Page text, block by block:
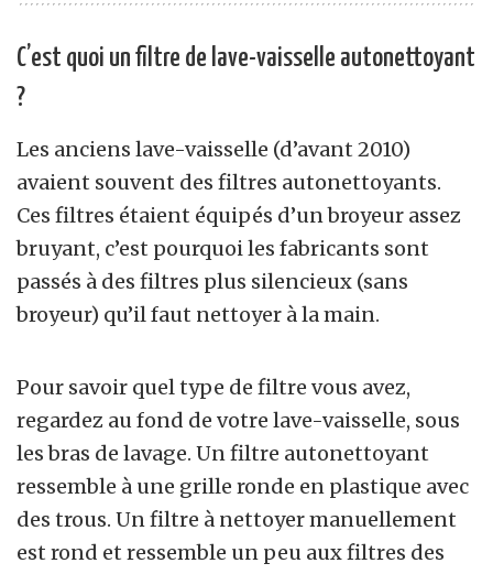
C’est quoi un filtre de lave-vaisselle autonettoyant
?
Les anciens lave-vaisselle (d’avant 2010)
avaient souvent des filtres autonettoyants.
Ces filtres étaient équipés d’un broyeur assez
bruyant, c’est pourquoi les fabricants sont
passés à des filtres plus silencieux (sans
broyeur) qu’il faut nettoyer à la main.
Pour savoir quel type de filtre vous avez,
regardez au fond de votre lave-vaisselle, sous
les bras de lavage. Un filtre autonettoyant
ressemble à une grille ronde en plastique avec
des trous. Un filtre à nettoyer manuellement
est rond et ressemble un peu aux filtres des